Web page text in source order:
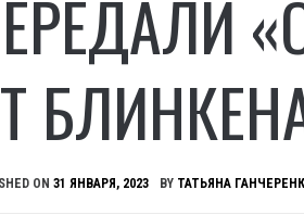
ON 31 ЯНВАРЯ, 2023 BY ТАТЬЯНА